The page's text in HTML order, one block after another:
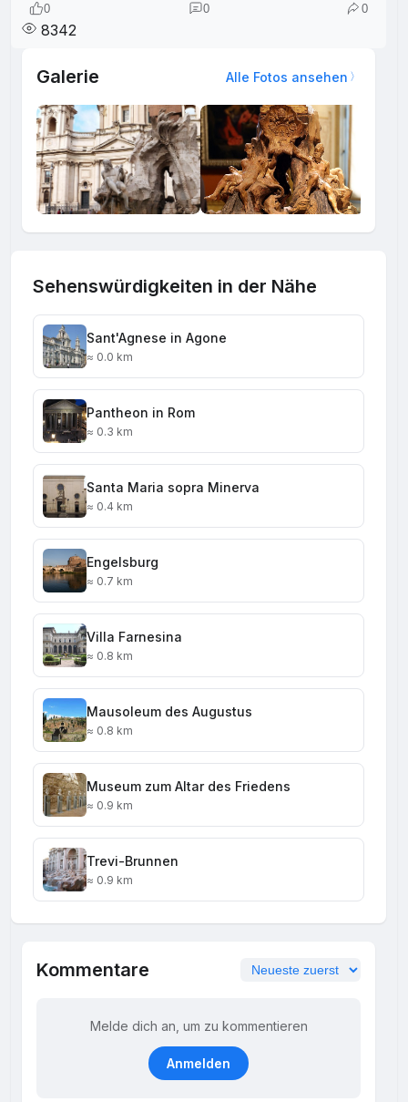
0 0 0
8342
Galerie Alle Fotos ansehen
Sehenswürdigkeiten in der Nähe
Sant'Agnese in Agone
≈ 0.0 km
Pantheon in Rom
≈ 0.3 km
Santa Maria sopra Minerva
≈ 0.4 km
Engelsburg
≈ 0.7 km
Villa Farnesina
≈ 0.8 km
Mausoleum des Augustus
≈ 0.8 km
Museum zum Altar des Friedens
≈ 0.9 km
Trevi-Brunnen
≈ 0.9 km
Kommentare
Melde dich an, um zu kommentieren
Anmelden